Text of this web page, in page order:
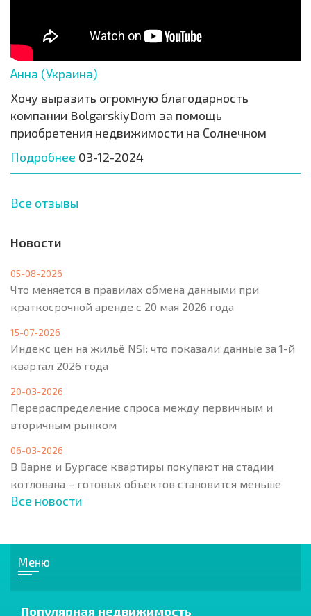
Анна (Украина)
Хочу выразить огромную благодарность
компании BolgarskiyDom за помощь
приобретения недвижимости на Солнечном
Подробнее 03-12-2024
Все отзывы
Новости
05-08-2026
Что меняется в правилах обмена данными при
краткосрочной аренде с 20 мая 2026 года
15-07-2026
Индекс цен на жильё NSI: что показали данные за 1-й
квартал 2026 года
20-03-2026
Перераспределение спроса между первичным и
вторичным рынком
06-03-2026
В Варне и Бургасе квартиры покупают на стадии
котлована – готовых объектов становится меньше
Все новости
Меню
Популярная недвижимость